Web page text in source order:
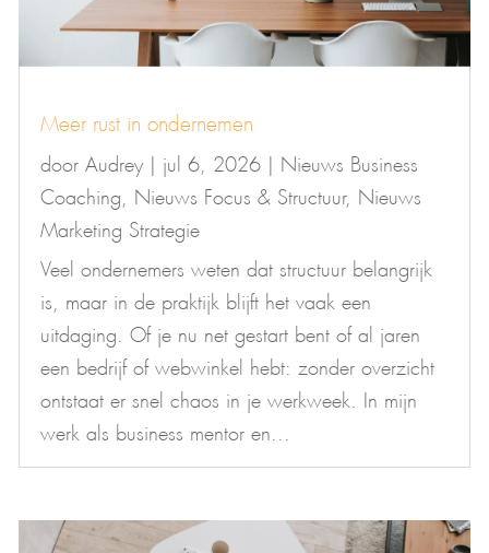
Meer rust in ondernemen
Audrey jul 6, 2026 Nieuws Business
Coaching Nieuws Focus & Structuur Nieuws
Marketing Strategie
Veel ondernemers weten dat structuur belangrijk
is, maar in de praktijk blijft het vaak een
uitdaging. Of je nu net gestart bent of al jaren
een bedrijf of webwinkel hebt: zonder overzicht
ontstaat er snel chaos in je werkweek. In mijn
werk als business mentor en...